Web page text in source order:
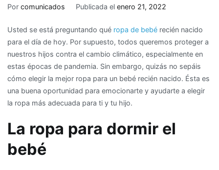
Cómo
ropa
de
bebé
recién
nacido
Por comunicados Publicada el enero 21, 2022
Usted se está preguntando qué ropa de bebé recién nacido
para el día de hoy. Por supuesto, todos queremos proteger a
nuestros hijos contra el cambio climático, especialmente en
estas épocas de pandemia. Sin embargo, quizás no sepáis
cómo elegir la mejor ropa para un bebé recién nacido. Ésta es
una buena oportunidad para emocionarte y ayudarte a elegir
la ropa más adecuada para ti y tu hijo.
La ropa para dormir el
bebé